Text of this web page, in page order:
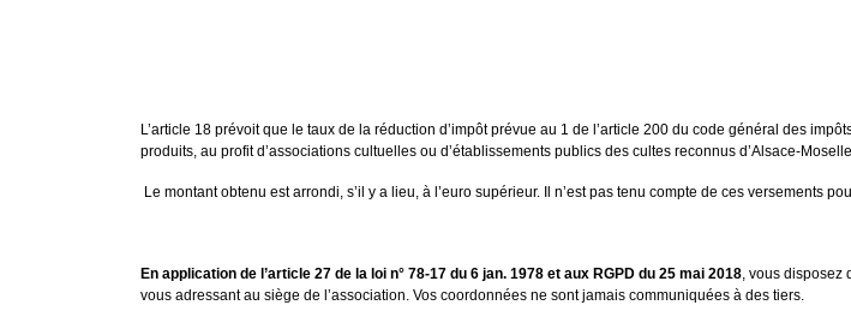
L’article 18 prévoit que le taux de la réduction d’impôt prévue au 1 de l’article 200 du code général des
produits, au profit d’associations cultuelles ou d’établissements publics des cultes reconnus d’Alsace-
Le montant obtenu est arrondi, s’il y a lieu, à l’euro supérieur. Il n’est pas tenu compte de ces versements
En application de l’article 27 de la loi n° 78-17 du 6 jan. 1978 et aux RGPD du 25 mai 2018, vous disposez
vous adressant au siège de l’association. Vos coordonnées ne sont jamais communiquées à des tiers.